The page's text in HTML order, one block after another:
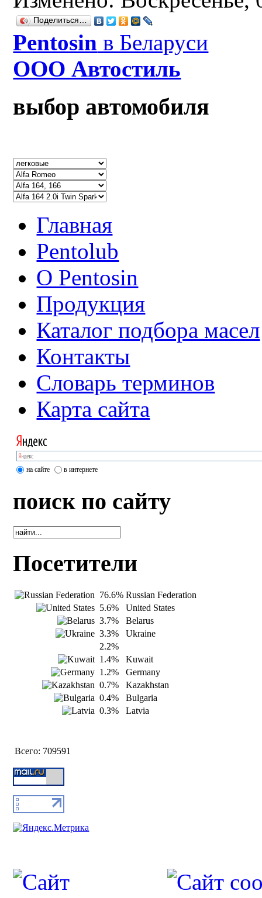
Поделиться…
Рentosin в Беларуси
ООО Автостиль
выбор автомобиля
Главная
Pentolub
О Pentosin
Продукция
Каталог подбора масел
Контакты
Словарь терминов
Карта сайта
на сайте в интернете
поиск по сайту
Посетители
76.6% Russian Federation
5.6%
United States
3.7%
Belarus
3.3%
Ukraine
2.2%
1.4%
Kuwait
1.2%
Germany
0.7%
Kazakhstan
0.4%
Bulgaria
0.3%
Latvia
Всего: 709591